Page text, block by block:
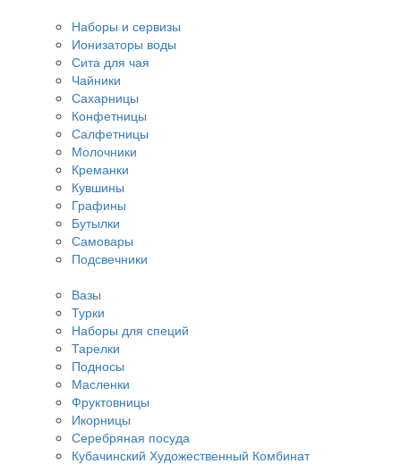
Наборы и сервизы
Ионизаторы воды
Сита для чая
Чайники
Сахарницы
Конфетницы
Салфетницы
Молочники
Креманки
Кувшины
Графины
Бутылки
Самовары
Подсвечники
Вазы
Турки
Наборы для специй
Тарелки
Подносы
Масленки
Фруктовницы
Икорницы
Серебряная посуда
Кубачинский Художественный Комбинат